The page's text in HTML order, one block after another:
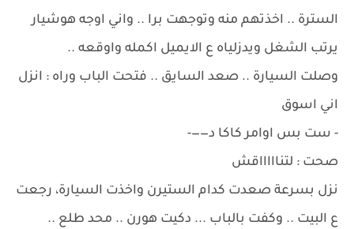
السترة .. اخذتهم منه وتوجهت برا .. واني اوجه هوشيار
يرتب الشغل ويدزلياه ع الايميل اكمله واوقعه ..
وصلت السيارة .. صعد السايق .. فتحت الباب وراه : انزل
اني اسوق
- ست بس اوامر كاكا د——-
صحت : لتناااااقش
نزل بسرعة صعدت كدام الستيرن واخذت السيارة، رجعت
ع البيت .. وكفت بالباب ... دكيت هورن .. محد طلع ..